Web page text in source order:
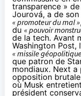
transparence » de
Jourová, a de
« promoteur du mal »
du « pouvoir
de la tech. Avant
Washington Post,
« missile
que patron de
mondiaux. Next
opposition
où Musk
président